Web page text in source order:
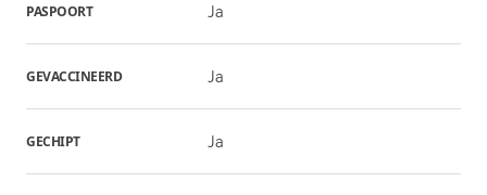
PASPOORT Ja
GEVACCINEERD Ja
GECHIPT Ja